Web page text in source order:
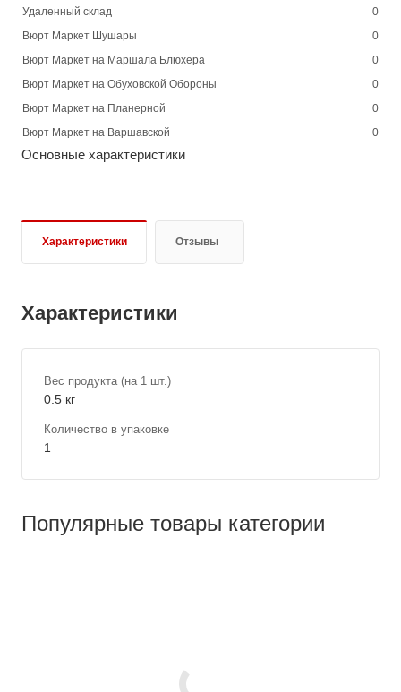
Удаленный склад
0
Вюрт Маркет Шушары
0
Вюрт Маркет на Маршала Блюхера
0
Вюрт Маркет на Обуховской Обороны
0
Вюрт Маркет на Планерной
0
Вюрт Маркет на Варшавской
0
Основные характеристики
Характеристики Отзывы
Характеристики
Вес продукта (на 1 шт.)
0.5 кг
Количество в упаковке
1
Популярные товары категории